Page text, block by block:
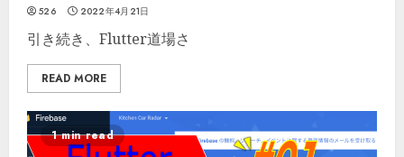
526 2022年4月21日
引き続き、Flutter道場さ
READ MORE
1 min read